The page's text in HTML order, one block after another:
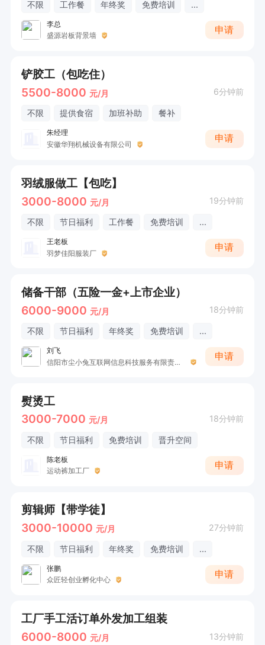
不限 工作餐 年终奖 免费培训 ...
李总
盛源岩板背景墙
申请
铲胶工（包吃住）
5500-8000 元/月 6分钟前
不限 提供食宿 加班补助 餐补
朱经理
安徽华翔机械设备有限公司
申请
羽绒服做工【包吃】
3000-8000 元/月 19分钟前
不限 节日福利 工作餐 免费培训 ...
王老板
羽梦佳阳服装厂
申请
储备干部（五险一金+上市企业）
6000-9000 元/月 18分钟前
不限 节日福利 年终奖 免费培训 ...
刘飞
信阳市尘小兔互联网信息科技服务有限责任公司
申请
熨烫工
3000-7000 元/月 18分钟前
不限 节日福利 免费培训 晋升空间
陈老板
运动裤加工厂
申请
剪辑师【带学徒】
3000-10000 元/月 27分钟前
不限 节日福利 年终奖 免费培训 ...
张鹏
众匠轻创业孵化中心
申请
工厂手工活订单外发加工组装
6000-8000 元/月 13分钟前